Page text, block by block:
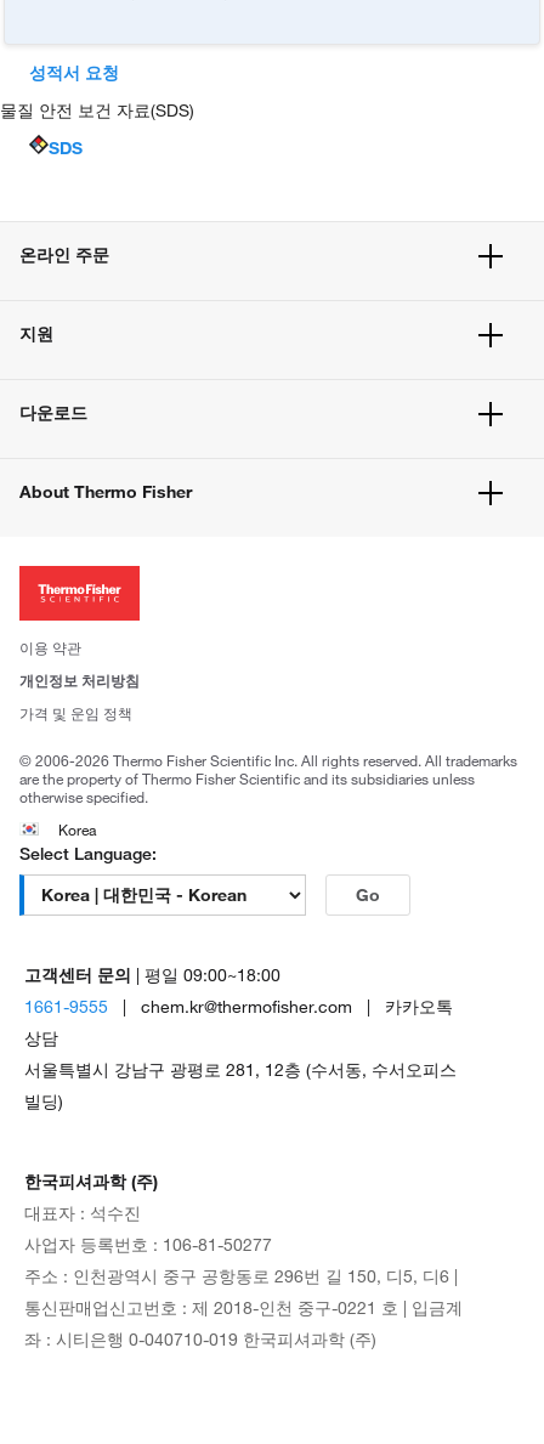
성적서 요청
물질 안전 보건 자료(SDS)
SDS
온라인 주문
주문 방법
벌크 주문
지원
고객 센터
웹사이트 개선사항
다운로드
About Thermo Fisher
투자자
사회적 책임
브랜드
이용 약관
개인정보 처리방침
가격 및 운임 정책
© 2006-2026 Thermo Fisher Scientific Inc. All rights reserved. All trademarks
are the property of Thermo Fisher Scientific and its subsidiaries unless
otherwise specified.
Korea
Select Language:
Go
고객센터 문의
| 평일 09:00~18:00
1661-9555 | chem.kr@thermofisher.com | 카카오톡
상담
서울특별시 강남구 광평로 281, 12층 (수서동, 수서오피스
빌딩)
한국피셔과학 (주)
대표자 : 석수진
사업자 등록번호 : 106-81-50277
주소 : 인천광역시 중구 공항동로 296번 길 150, 디5, 디6 |
통신판매업신고번호 : 제 2018-인천 중구-0221 호 | 입금계
좌 : 시티은행 0-040710-019 한국피셔과학 (주)